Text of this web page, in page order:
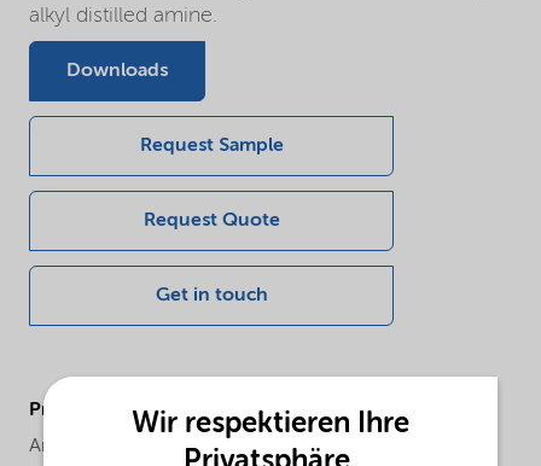
alkyl distilled amine.
Downloads
Request Sample
Request Quote
Get in touch
ProductBrand
Armeen®
Wir respektieren Ihre